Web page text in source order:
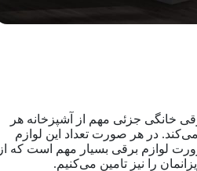
خانگی جزئی مهم از آشپزخانه هر
در هر صورت تعداد این لوازم
لوازم برقی بسیار مهم است که از
را نیز تامین می‌کنیم.